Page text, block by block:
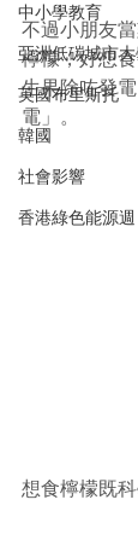
中小學教育
亞洲低碳城市
英國布里斯托
韓國
社會影響
香港綠色能源週
不過小朋友
檸檬，好想
生果除咗發
電」。
想食檸檬既